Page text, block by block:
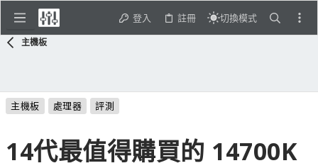
登入 註冊 切換模式
主機板
主機板 處理器 評測
14代最值得購買的 14700K